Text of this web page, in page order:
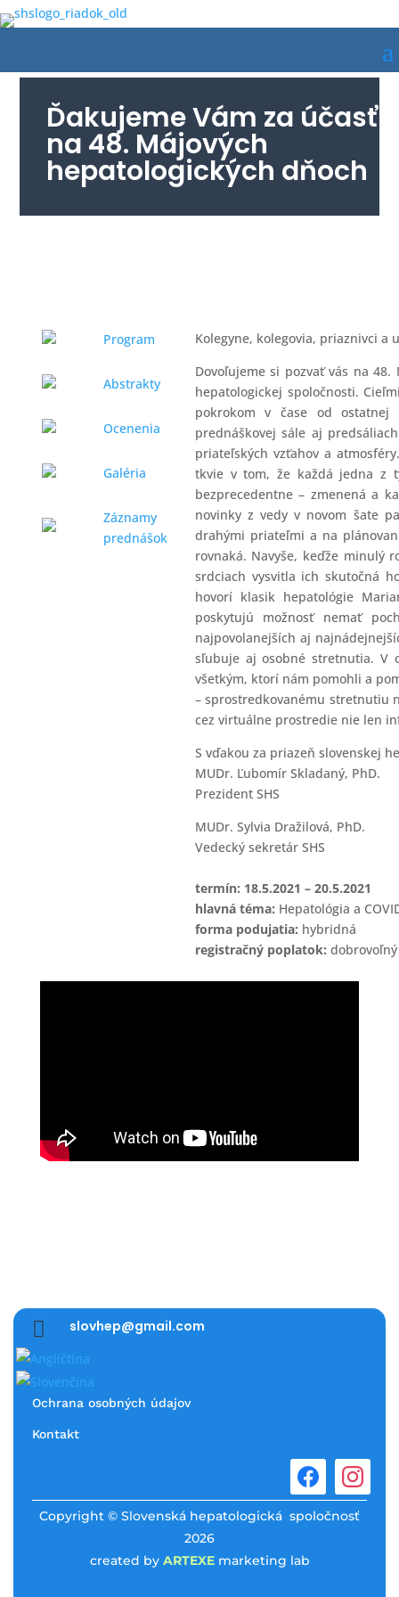
Ďakujeme Vám za účasť
na 48. Májových
hepatologických dňoch
Program
Abstrakty
Ocenenia
Galéria
Záznamy
prednášok
Kolegyne, kolegovia, priaznivci a
Dovoľujeme si pozvať vás na 48.
hepatologickej spoločnosti.
pokrokom v čase od ostatnej
prednáškovej sále aj
priateľských vzťahov a
tkvie v tom, že každá jedna z
bezprecedentne – zmenená a
novinky z vedy v novom šate
drahými priateľmi a na
rovnaká. Navyše, keďže minulý
srdciach vysvitla ich skutočná
hovorí klasik hepatológie
poskytujú možnosť nemať
najpovolanejších aj
sľubuje aj osobné stretnutia. V
všetkým, ktorí nám pomohli a
– sprostredkovanému stretnutiu
cez virtuálne prostredie nie len
S vďakou za priazeň slovenskej
MUDr. Ľubomír Skladaný, PhD.
Prezident SHS
MUDr. Sylvia Dražilová, PhD.
Vedecký sekretár SHS
termín: 18.5.2021 – 20.5.2021
hlavná téma: Hepatológia a
forma podujatia: hybridná
registračný poplatok: dobrovoľný
 slovhep@gmail.com
Ochrana osobných údajov
Kontakt
Copyright © Slovenská hepatologická spoločnosť
2026
created by ARTEXEmarketing lab